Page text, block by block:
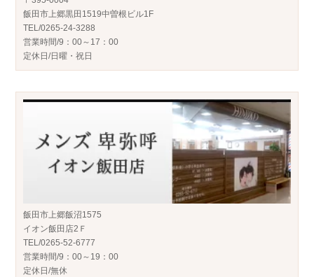
飯田市上郷黒田1519中曽根ビル1F
TEL/0265-24-3288
営業時間/9：00～17：00
定休日/日曜・祝日
飯田市上郷飯沼1575
イオン飯田店2Ｆ
TEL/0265-52-6777
営業時間/9：00～19：00
定休日/無休